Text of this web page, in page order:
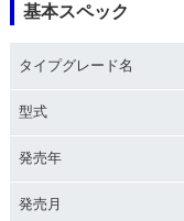
基本スペック
タイプグレード名
型式
発売年
発売月